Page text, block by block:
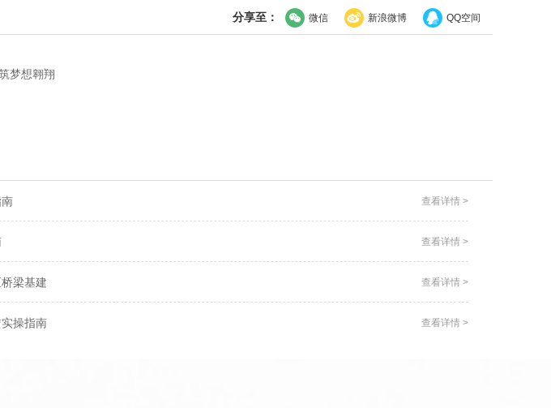
分享至： 微信 新浪微博 QQ空间
梦想翱翔
查看详情 >
查看详情 >
梁基建 查看详情 >
操指南 查看详情 >